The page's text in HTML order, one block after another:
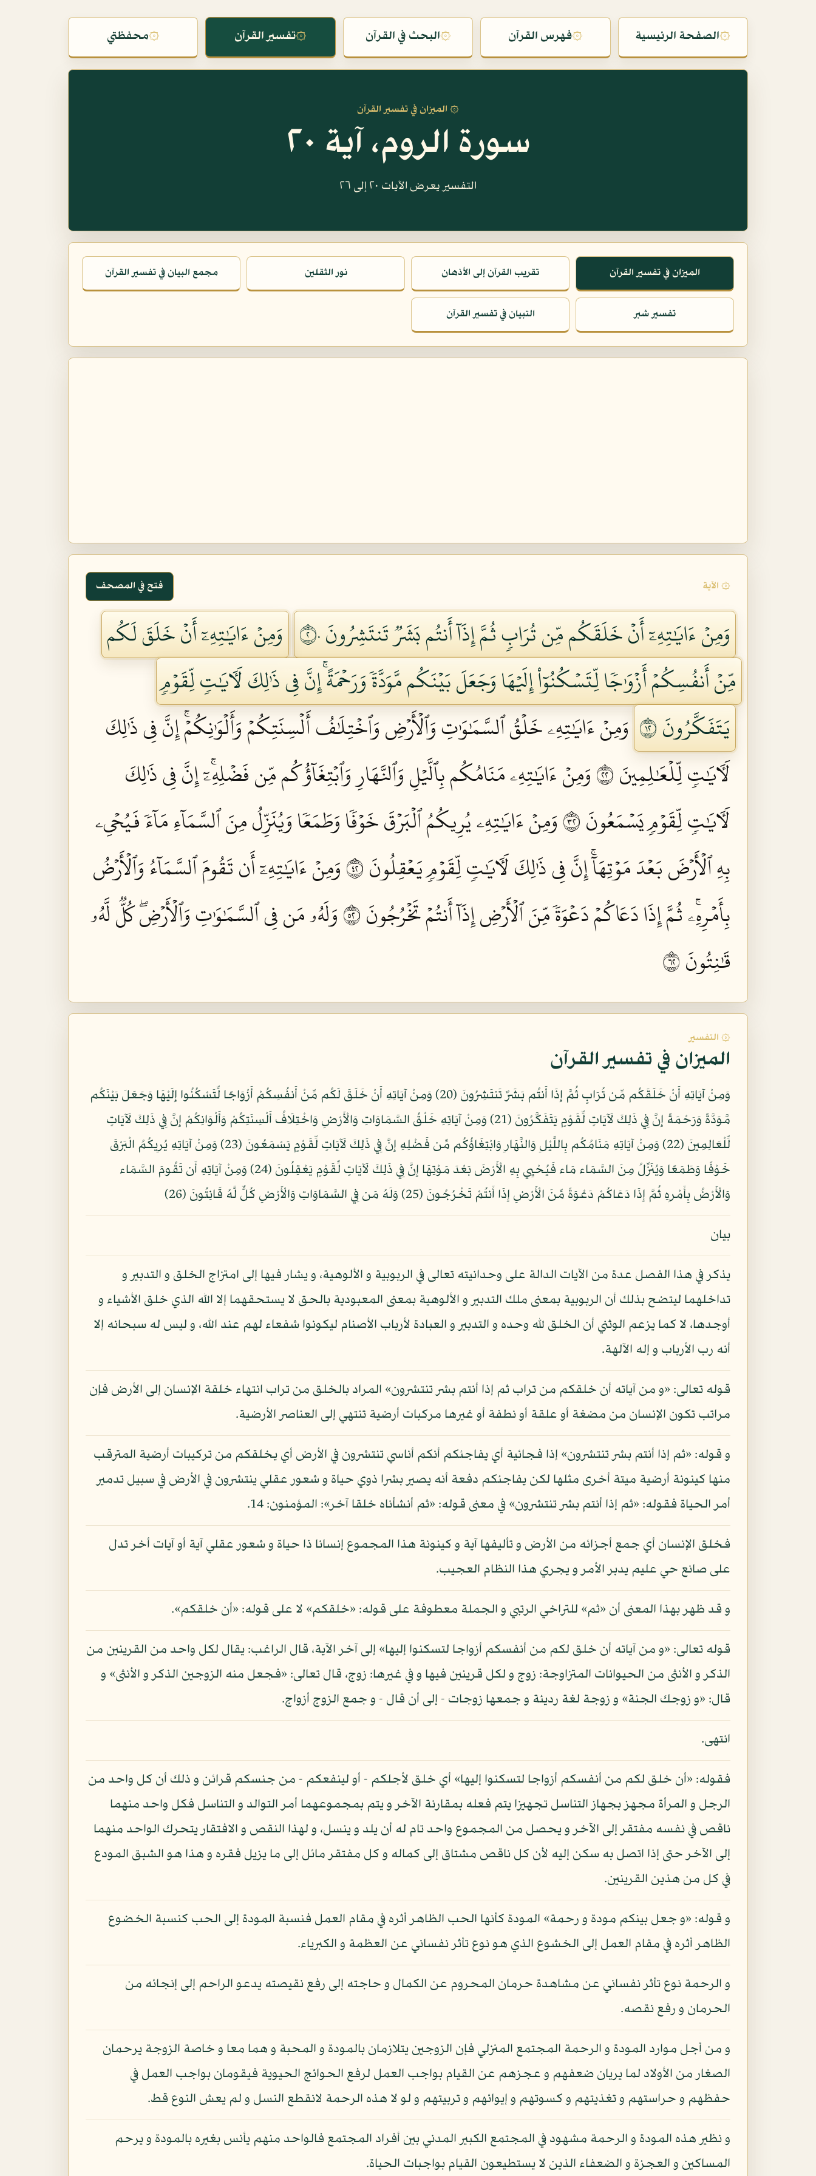
۞الصفحة الرئيسية ۞فهرس القرآن ۞البحث في القرآن ۞تفسير القرآن ۞محفظتي
۞ الميزان في تفسير القرآن
سورة الروم، آية ٢٠
التفسير يعرض الآيات ٢٠ إلى ٢٦
الميزان في تفسير القرآن تقريب القرآن إلى الأذهان نور الثقلين مجمع البيان في تفسير القرآن
تفسير شبر التبيان في تفسير القرآن
۞ الآية فتح في المصحف
وَمِنۡ ءَايَٰتِهِۦٓ أَنۡ خَلَقَكُم مِّن تُرَابٖ ثُمَّ إِذَآ أَنتُم بَشَرٞ تَنتَشِرُونَ ٢٠
وَمِنۡ ءَايَٰتِهِۦٓ أَنۡ خَلَقَ لَكُم
مِّنۡ أَنفُسِكُمۡ أَزۡوَٰجٗا لِّتَسۡكُنُوٓاْ إِلَيۡهَا وَجَعَلَ بَيۡنَكُم مَّوَدَّةٗ وَرَحۡمَةًۚ إِنَّ فِي ذَٰلِكَ لَأٓيَٰتٖ لِّقَوۡمٖ
يَتَفَكَّرُونَ ٢١
وَمِنۡ ءَايَٰتِهِۦ خَلۡقُ ٱلسَّمَٰوَٰتِ وَٱلۡأَرۡضِ وَٱخۡتِلَٰفُ أَلۡسِنَتِكُمۡ وَأَلۡوَٰنِكُمۡۚ إِنَّ فِي ذَٰلِكَ
لَأٓيَٰتٖ لِّلۡعَٰلِمِينَ ٢٢
وَمِنۡ ءَايَٰتِهِۦ مَنَامُكُم بِٱلَّيۡلِ وَٱلنَّهَارِ وَٱبۡتِغَآؤُكُم مِّن فَضۡلِهِۦٓۚ إِنَّ فِي ذَٰلِكَ
لَأٓيَٰتٖ لِّقَوۡمٖ يَسۡمَعُونَ ٢٣
وَمِنۡ ءَايَٰتِهِۦ يُرِيكُمُ ٱلۡبَرۡقَ خَوۡفٗا وَطَمَعٗا وَيُنَزِّلُ مِنَ ٱلسَّمَآءِ مَآءٗ فَيُحۡيِۦ
بِهِ ٱلۡأَرۡضَ بَعۡدَ مَوۡتِهَآۚ إِنَّ فِي ذَٰلِكَ لَأٓيَٰتٖ لِّقَوۡمٖ يَعۡقِلُونَ ٢٤
وَمِنۡ ءَايَٰتِهِۦٓ أَن تَقُومَ ٱلسَّمَآءُ وَٱلۡأَرۡضُ
بِأَمۡرِهِۦۚ ثُمَّ إِذَا دَعَاكُمۡ دَعۡوَةٗ مِّنَ ٱلۡأَرۡضِ إِذَآ أَنتُمۡ تَخۡرُجُونَ ٢٥
وَلَهُۥ مَن فِي ٱلسَّمَٰوَٰتِ وَٱلۡأَرۡضِۖ كُلّٞ لَّهُۥ
قَٰنِتُونَ ٢٦
۞ التفسير
الميزان في تفسير القرآن
وَمِنْ آيَاتِهِ أَنْ خَلَقَكُم مِّن تُرَابٍ ثُمَّ إِذَا أَنتُم بَشَرٌ تَنتَشِرُونَ (20) وَمِنْ آيَاتِهِ أَنْ خَلَقَ لَكُم مِّنْ أَنفُسِكُمْ أَزْوَاجًا لِّتَسْكُنُوا إِلَيْهَا وَجَعَلَ بَيْنَكُم
مَّوَدَّةً وَرَحْمَةً إِنَّ فِي ذَلِكَ لَآيَاتٍ لِّقَوْمٍ يَتَفَكَّرُونَ (21) وَمِنْ آيَاتِهِ خَلْقُ السَّمَاوَاتِ وَالْأَرْضِ وَاخْتِلَافُ أَلْسِنَتِكُمْ وَأَلْوَانِكُمْ إِنَّ فِي ذَلِكَ لَآيَاتٍ
لِّلْعَالِمِينَ (22) وَمِنْ آيَاتِهِ مَنَامُكُم بِاللَّيْلِ وَالنَّهَارِ وَابْتِغَاؤُكُم مِّن فَضْلِهِ إِنَّ فِي ذَلِكَ لَآيَاتٍ لِّقَوْمٍ يَسْمَعُونَ (23) وَمِنْ آيَاتِهِ يُرِيكُمُ الْبَرْقَ
خَوْفًا وَطَمَعًا وَيُنَزِّلُ مِنَ السَّمَاء مَاء فَيُحْيِي بِهِ الْأَرْضَ بَعْدَ مَوْتِهَا إِنَّ فِي ذَلِكَ لَآيَاتٍ لِّقَوْمٍ يَعْقِلُونَ (24) وَمِنْ آيَاتِهِ أَن تَقُومَ السَّمَاء
وَالْأَرْضُ بِأَمْرِهِ ثُمَّ إِذَا دَعَاكُمْ دَعْوَةً مِّنَ الْأَرْضِ إِذَا أَنتُمْ تَخْرُجُونَ (25) وَلَهُ مَن فِي السَّمَاوَاتِ وَالْأَرْضِ كُلٌّ لَّهُ قَانِتُونَ (26)
بيان
يذكر في هذا الفصل عدة من الآيات الدالة على وحدانيته تعالى في الربوبية و الألوهية، و يشار فيها إلى امتزاج الخلق و التدبير و
تداخلهما ليتضح بذلك أن الربوبية بمعنى ملك التدبير و الألوهية بمعنى المعبودية بالحق لا يستحقهما إلا الله الذي خلق الأشياء و
أوجدها، لا كما يزعم الوثني أن الخلق لله وحده و التدبير و العبادة لأرباب الأصنام ليكونوا شفعاء لهم عند الله، و ليس له سبحانه إلا
أنه رب الأرباب و إله الآلهة.
قوله تعالى: «و من آياته أن خلقكم من تراب ثم إذا أنتم بشر تنتشرون» المراد بالخلق من تراب انتهاء خلقة الإنسان إلى الأرض فإن
مراتب تكون الإنسان من مضغة أو علقة أو نطفة أو غيرها مركبات أرضية تنتهي إلى العناصر الأرضية.
و قوله: «ثم إذا أنتم بشر تنتشرون» إذا فجائية أي يفاجئكم أنكم أناسي تنتشرون في الأرض أي يخلقكم من تركيبات أرضية المترقب
منها كينونة أرضية ميتة أخرى مثلها لكن يفاجئكم دفعة أنه يصير بشرا ذوي حياة و شعور عقلي ينتشرون في الأرض في سبيل تدمير
أمر الحياة فقوله: «ثم إذا أنتم بشر تنتشرون» في معنى قوله: «ثم أنشأناه خلقا آخر»: المؤمنون: 14.
فخلق الإنسان أي جمع أجزائه من الأرض و تأليفها آية و كينونة هذا المجموع إنسانا ذا حياة و شعور عقلي آية أو آيات أخر تدل
على صانع حي عليم يدبر الأمر و يجري هذا النظام العجيب.
و قد ظهر بهذا المعنى أن «ثم» للتراخي الرتبي و الجملة معطوفة على قوله: «خلقكم» لا على قوله: «أن خلقكم».
قوله تعالى: «و من آياته أن خلق لكم من أنفسكم أزواجا لتسكنوا إليها» إلى آخر الآية، قال الراغب: يقال لكل واحد من القرينين من
الذكر و الأنثى من الحيوانات المتزاوجة: زوج و لكل قرينين فيها و في غيرها: زوج، قال تعالى: «فجعل منه الزوجين الذكر و الأنثى» و
قال: «و زوجك الجنة» و زوجة لغة رديئة و جمعها زوجات - إلى أن قال - و جمع الزوج أزواج.
انتهى.
فقوله: «أن خلق لكم من أنفسكم أزواجا لتسكنوا إليها» أي خلق لأجلكم - أو لينفعكم - من جنسكم قرائن و ذلك أن كل واحد من
الرجل و المرأة مجهز بجهاز التناسل تجهيزا يتم فعله بمقارنة الآخر و يتم بمجموعهما أمر التوالد و التناسل فكل واحد منهما
ناقص في نفسه مفتقر إلى الآخر و يحصل من المجموع واحد تام له أن يلد و ينسل، و لهذا النقص و الافتقار يتحرك الواحد منهما
إلى الآخر حتى إذا اتصل به سكن إليه لأن كل ناقص مشتاق إلى كماله و كل مفتقر مائل إلى ما يزيل فقره و هذا هو الشبق المودع
في كل من هذين القرينين.
و قوله: «و جعل بينكم مودة و رحمة» المودة كأنها الحب الظاهر أثره في مقام العمل فنسبة المودة إلى الحب كنسبة الخضوع
الظاهر أثره في مقام العمل إلى الخشوع الذي هو نوع تأثر نفساني عن العظمة و الكبرياء.
و الرحمة نوع تأثر نفساني عن مشاهدة حرمان المحروم عن الكمال و حاجته إلى رفع نقيصته يدعو الراحم إلى إنجائه من
الحرمان و رفع نقصه.
و من أجل موارد المودة و الرحمة المجتمع المنزلي فإن الزوجين يتلازمان بالمودة و المحبة و هما معا و خاصة الزوجة يرحمان
الصغار من الأولاد لما يريان ضعفهم و عجزهم عن القيام بواجب العمل لرفع الحوائج الحيوية فيقومان بواجب العمل في
حفظهم و حراستهم و تغذيتهم و كسوتهم و إيوائهم و تربيتهم و لو لا هذه الرحمة لانقطع النسل و لم يعش النوع قط.
و نظير هذه المودة و الرحمة مشهود في المجتمع الكبير المدني بين أفراد المجتمع فالواحد منهم يأنس بغيره بالمودة و يرحم
المساكين و العجزة و الضعفاء الذين لا يستطيعون القيام بواجبات الحياة.